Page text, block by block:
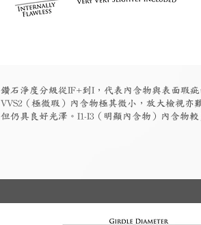
鑽石淨度分級從IF+到I，代表內含物與表面瑕
VVS2（極微瑕）內含物極其微小，放大檢視亦
但仍具良好光澤。I1-I3（明顯內含物）內含物